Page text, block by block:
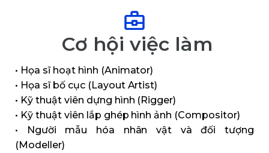
Cơ hội việc làm
• Họa sĩ hoạt hình (Animator)
• Họa sĩ bố cục (Layout Artist)
• Kỹ thuật viên dựng hình (Rigger)
• Kỹ thuật viên lắp ghép hình ảnh (Compositor)
• Người mẫu hóa nhân vật và đối tượng
(Modeller)